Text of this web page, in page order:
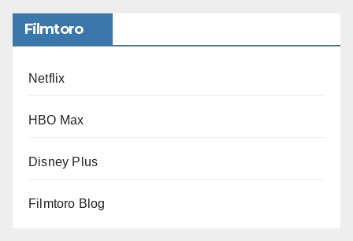
Filmtoro
Netflix
HBO Max
Disney Plus
Filmtoro Blog